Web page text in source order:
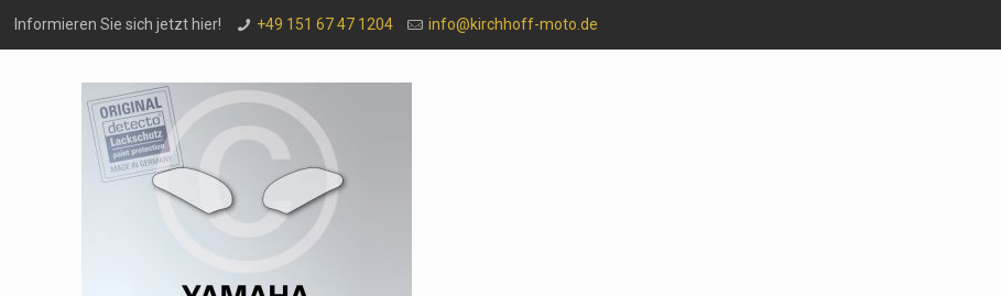
Informieren Sie sich jetzt hier! +49 151 67 47 1204 info@kirchhoff-moto.de